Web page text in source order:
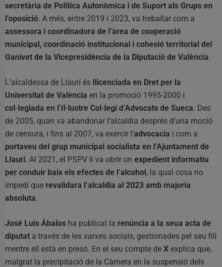
secretària de Política Autonòmica i de Suport als Grups en
l’oposició. A més, entre 2019 i 2023, va treballar com a
assessora i coordinadora de l’àrea de cooperació
municipal, coordinació institucional i cohesió territorial del
Ganivet de la Vicepresidència de la Diputació de València.
L’alcaldessa de Llaurí és llicenciada en Dret per la
Universitat de València en la promoció 1995-2000 i
col·legiada en l’Il·lustre Col·legi d’Advocats de Sueca. Des
de 2005, quan va abandonar l’alcaldia després d’una moció
de censura, i fins al 2007, va exercir l’advocacia i com a
portaveu del grup municipal socialista en l’Ajuntament de
Llaurí. Al 2021, el PSPV li va obrir un expedient informatiu
per conduir baix els efectes de l’alcohol, la qual cosa no
impedí que revalidara l’alcaldia al 2023 amb majoria
absoluta.
José Luis Ábalos ha publicat la renúncia a la seua acta de
diputat a través de les xarxes socials, gestionades pel seu fill
mentre ell està en presó. En el seu compte de X explica que,
malgrat la precipitació de la Càmera en la suspensió dels